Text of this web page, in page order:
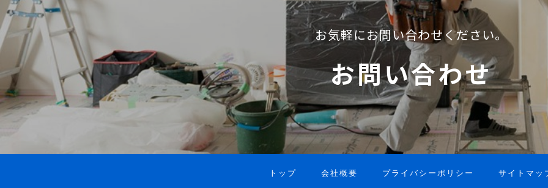
お気軽にお問い合わせください。
お問い合わせ
トップ 会社概要 プライバシーポリシー サイトマッ